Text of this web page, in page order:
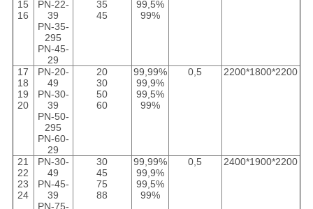
15
16
PN-22-
39
PN-35-
295
PN-45-
29
35
45
99,5%
99%
17
18
19
20
PN-20-
49
PN-30-
39
PN-50-
295
PN-60-
29
20
30
50
60
99,99%
99,9%
99,5%
99%
0,5 2200*1800*2200
21
22
23
24
PN-30-
49
PN-45-
39
PN-75-
30
45
75
88
99,99%
99,9%
99,5%
99%
0,5 2400*1900*2200